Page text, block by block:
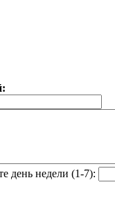
день недели (1-7):